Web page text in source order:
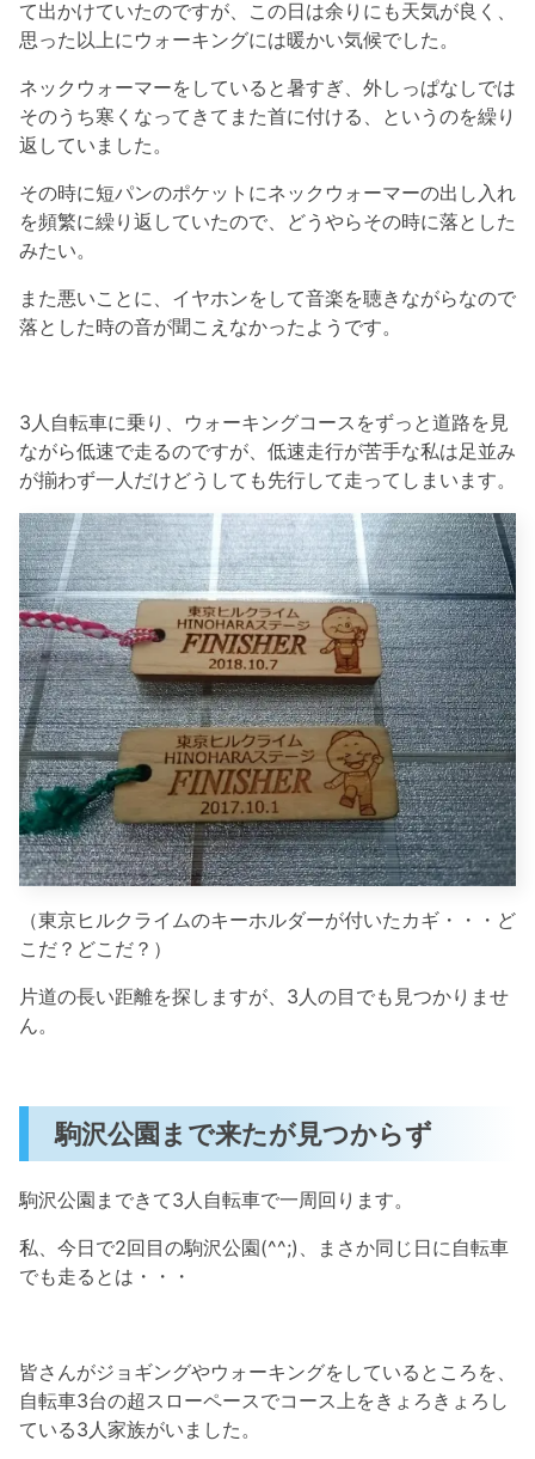
て出かけていたのですが、この日は余りにも天気が良く、
思った以上にウォーキングには暖かい気候でした。
ネックウォーマーをしていると暑すぎ、外しっぱなしでは
そのうち寒くなってきてまた首に付ける、というのを繰り
返していました。
その時に短パンのポケットにネックウォーマーの出し入れ
を頻繁に繰り返していたので、どうやらその時に落とした
みたい。
また悪いことに、イヤホンをして音楽を聴きながらなので
落とした時の音が聞こえなかったようです。
3人自転車に乗り、ウォーキングコースをずっと道路を見
ながら低速で走るのですが、低速走行が苦手な私は足並み
が揃わず一人だけどうしても先行して走ってしまいます。
（東京ヒルクライムのキーホルダーが付いたカギ・・・ど
こだ？どこだ？）
片道の長い距離を探しますが、3人の目でも見つかりませ
ん。
駒沢公園まで来たが見つからず
駒沢公園まできて3人自転車で一周回ります。
私、今日で2回目の駒沢公園(^^;)、まさか同じ日に自転車
でも走るとは・・・
皆さんがジョギングやウォーキングをしているところを、
自転車3台の超スローペースでコース上をきょろきょろし
ている3人家族がいました。